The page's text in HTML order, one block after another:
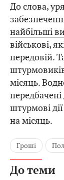
До слова,
найбільші
військові,
передовій.
місяць.
штурмові
на місяць.
Гроші
До теми